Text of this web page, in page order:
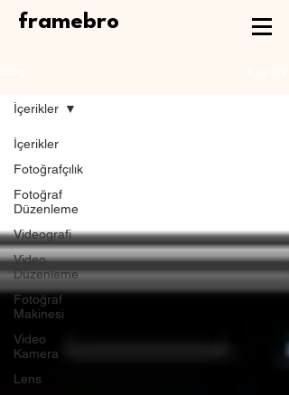
framebro
İçerikler
Fotoğrafçılık
Fotoğraf
Düzenleme
Videografi
Video
Düzenleme
Fotoğraf
Makinesi
Video
Kamera
Lens
İçerikler